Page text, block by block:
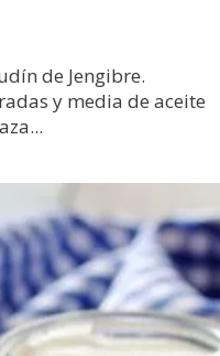
de Jengibre.
y media de aceite
...